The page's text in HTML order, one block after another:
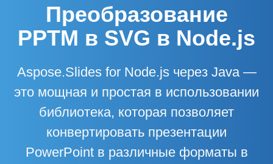
Преобразование
PPTM в SVG в Node.js
Aspose.Slides for Node.js через Java —
это мощная и простая в использовании
библиотека, которая позволяет
конвертировать презентации
PowerPoint в различные форматы в